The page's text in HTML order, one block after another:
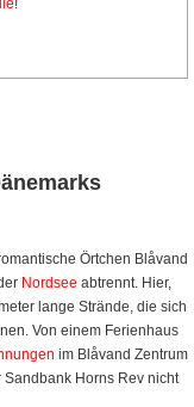
Örtchen Blåvand
Nordsee abtrennt. Hier,
lange Strände, die sich
Von einem Ferienhaus
im Blåvand Zentrum
Horns Rev nicht